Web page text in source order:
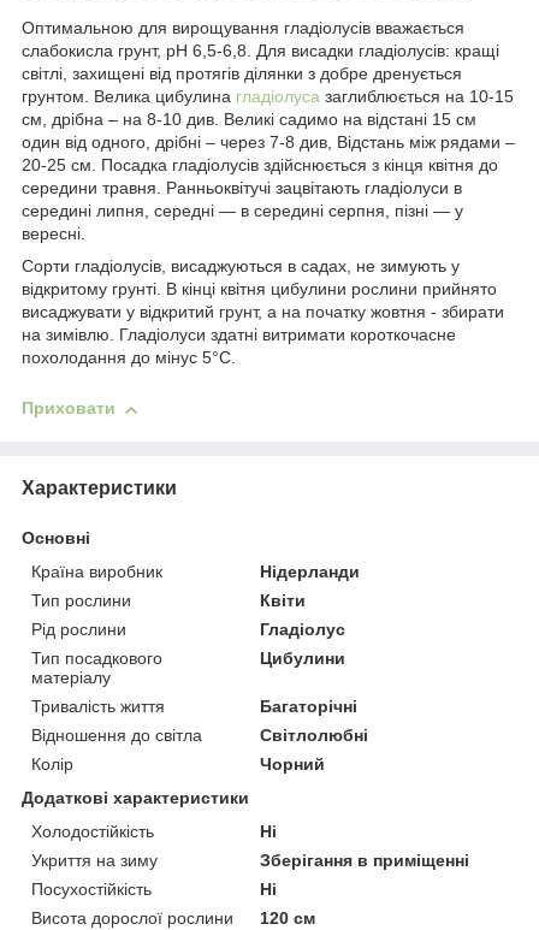
Оптимальною для вирощування гладіолусів вважається
слабокисла грунт, рН 6,5-6,8. Для висадки гладіолусів: кращі
світлі, захищені від протягів ділянки з добре дренується
грунтом. Велика цибулина гладіолуса заглиблюється на 10-15
см, дрібна – на 8-10 див. Великі садимо на відстані 15 см
один від одного, дрібні – через 7-8 див, Відстань між рядами –
20-25 см. Посадка гладіолусів здійснюється з кінця квітня до
середини травня. Ранньоквітучі зацвітають гладіолуси в
середині липня, середні — в середині серпня, пізні — у
вересні.
Сорти гладіолусів, висаджуються в садах, не зимують у
відкритому грунті. В кінці квітня цибулини рослини прийнято
висаджувати у відкритий грунт, а на початку жовтня - збирати
на зимівлю. Гладіолуси здатні витримати короткочасне
похолодання до мінус 5°C.
Приховати
Характеристики
Основні
Країна виробник
Нідерланди
Тип рослини
Квіти
Рід рослини
Гладіолус
Тип посадкового
матеріалу
Цибулини
Тривалість життя
Багаторічні
Відношення до світла
Світлолюбні
Колір
Чорний
Додаткові характеристики
Холодостійкість
Ні
Укриття на зиму
Зберігання в приміщенні
Посухостійкість
Ні
Висота дорослої рослини
120 см